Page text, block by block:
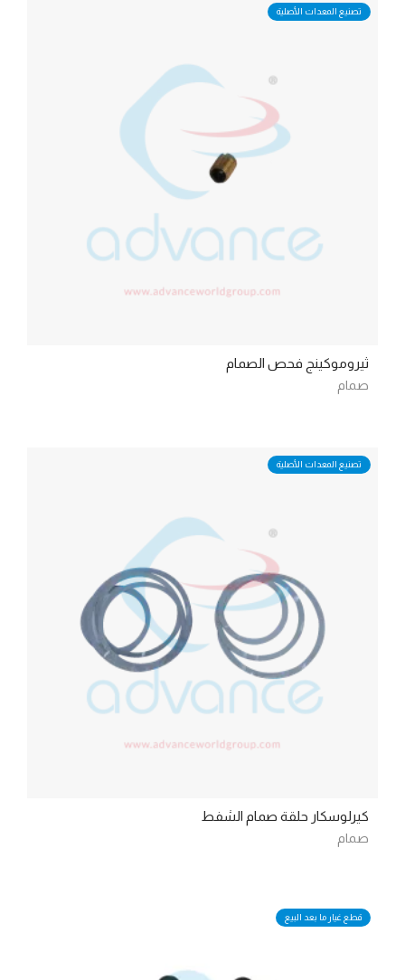
تصنيع المعدات الأصلية
ثيروموكينج فحص الصمام
صمام
تصنيع المعدات الأصلية
كيرلوسكار حلقة صمام الشفط
صمام
قطع غيار ما بعد البيع